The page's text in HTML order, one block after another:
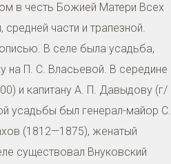
в честь Божией Матери Всех
части и трапезной.
В селе была усадьба,
на П. С. Власьевой. В середине
и капитану А. П. Давыдову (г/
усадьбы был генерал-майор С.
(1812—1875), женатый
существовал Внуковский